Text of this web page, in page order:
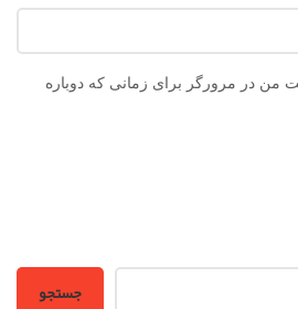
من در مرورگر برای زمانی که دوباره
جستجو